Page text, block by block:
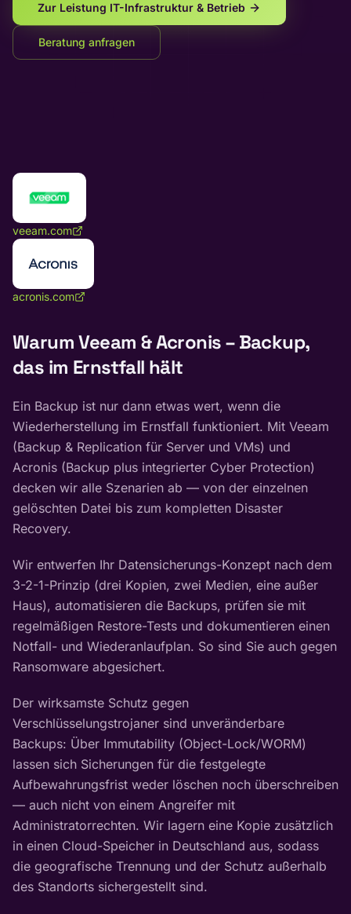
Zur Leistung IT-Infrastruktur & Betrieb
Beratung anfragen
veeam.com
acronis.com
Warum Veeam & Acronis – Backup,
das im Ernstfall hält
Ein Backup ist nur dann etwas wert, wenn die
Wiederherstellung im Ernstfall funktioniert. Mit Veeam
(Backup & Replication für Server und VMs) und
Acronis (Backup plus integrierter Cyber Protection)
decken wir alle Szenarien ab — von der einzelnen
gelöschten Datei bis zum kompletten Disaster
Recovery.
Wir entwerfen Ihr Datensicherungs-Konzept nach dem
3-2-1-Prinzip (drei Kopien, zwei Medien, eine außer
Haus), automatisieren die Backups, prüfen sie mit
regelmäßigen Restore-Tests und dokumentieren einen
Notfall- und Wiederanlaufplan. So sind Sie auch gegen
Ransomware abgesichert.
Der wirksamste Schutz gegen
Verschlüsselungstrojaner sind unveränderbare
Backups: Über Immutability (Object-Lock/WORM)
lassen sich Sicherungen für die festgelegte
Aufbewahrungsfrist weder löschen noch überschreiben
— auch nicht von einem Angreifer mit
Administratorrechten. Wir lagern eine Kopie zusätzlich
in einen Cloud-Speicher in Deutschland aus, sodass
die geografische Trennung und der Schutz außerhalb
des Standorts sichergestellt sind.